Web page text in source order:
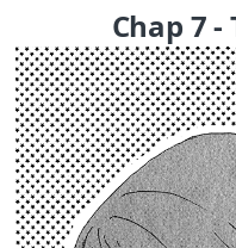
Chap 7